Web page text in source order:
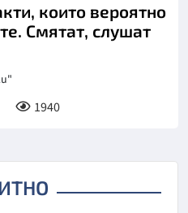
които вероятно
Смятат, слушат
1940